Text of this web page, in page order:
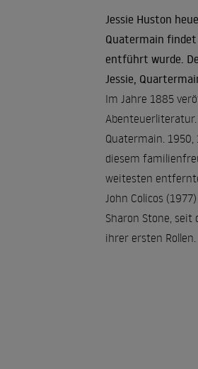
Jessie Huston
Quatermain findet
entführt wurde.
Jessie,
Im Jahre 1885
Abenteuerliteratur.
Quatermain.
diesem
weitesten
John Colicos
Sharon Stone, seit
ihrer ersten Rollen.